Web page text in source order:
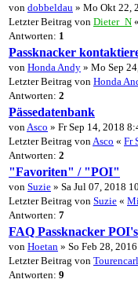
von dobbeldau » Mo Okt 22,
Letzter Beitrag von Dieter_N «
Antworten: 1
Passknacker
von Honda Andy » Mo Sep
Letzter Beitrag von Honda
Antworten: 2
Pässedatenbank
von Asco » Fr Sep 14, 2018
Letzter Beitrag von Asco « Fr
Antworten: 2
"Favoriten" / "POI"
von Suzie » Sa Jul 07, 2018
Letzter Beitrag von Suzie «
Antworten: 7
FAQ Passknacker
von Hoetan » So Feb 28,
Letzter Beitrag von
Antworten: 9